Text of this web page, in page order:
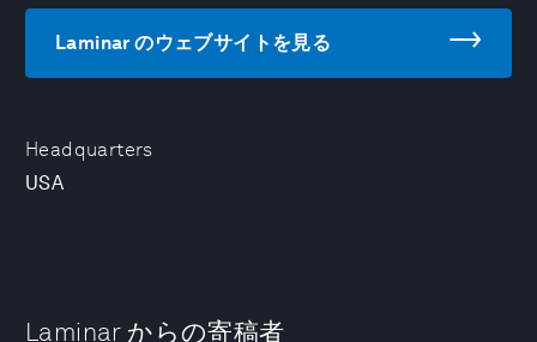
Headquarters
USA
Laminar のウェブサイトを見る
Laminar からの寄稿者